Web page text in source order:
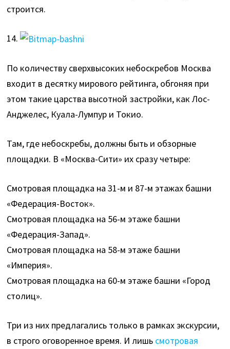
строится.
14.
По количеству сверхвысоких небоскребов Москва
входит в десятку мирового рейтинга, обгоняя при
этом такие царства высотной застройки, как Лос-
Анджелес, Куала-Лумпур и Токио.
Там, где небоскребы, должны быть и обзорные
площадки. В «Москва-Сити» их сразу четыре:
Смотровая площадка на 31-м и 87-м этажах башни
«Федерация-Восток».
Смотровая площадка на 56-м этаже башни
«Федерация-Запад».
Смотровая площадка на 58-м этаже башни
«Империя».
Смотровая площадка на 60-м этаже башни «Город
столиц».
Три из них предлагались только в рамках экскурсии,
в строго оговоренное время. И лишь смотровая